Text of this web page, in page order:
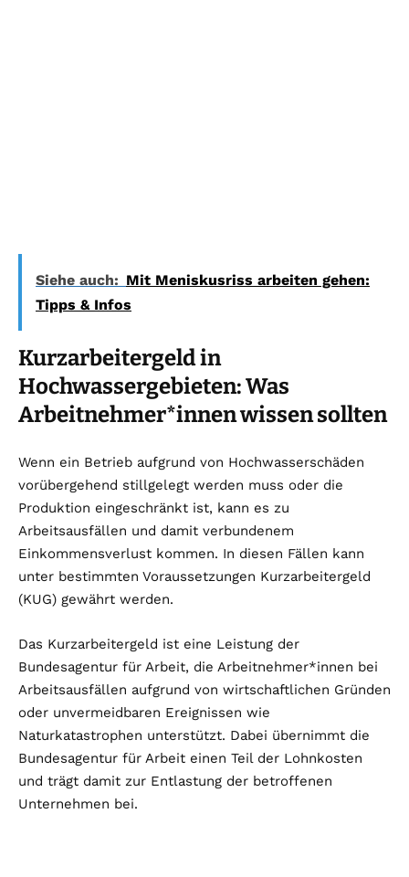
Siehe auch: Mit Meniskusriss arbeiten gehen:
Tipps & Infos
Kurzarbeitergeld in
Hochwassergebieten: Was
Arbeitnehmer*innen wissen sollten
Wenn ein Betrieb aufgrund von Hochwasserschäden
vorübergehend stillgelegt werden muss oder die
Produktion eingeschränkt ist, kann es zu
Arbeitsausfällen und damit verbundenem
Einkommensverlust kommen. In diesen Fällen kann
unter bestimmten Voraussetzungen Kurzarbeitergeld
(KUG) gewährt werden.
Das Kurzarbeitergeld ist eine Leistung der
Bundesagentur für Arbeit, die Arbeitnehmer*innen bei
Arbeitsausfällen aufgrund von wirtschaftlichen Gründen
oder unvermeidbaren Ereignissen wie
Naturkatastrophen unterstützt. Dabei übernimmt die
Bundesagentur für Arbeit einen Teil der Lohnkosten
und trägt damit zur Entlastung der betroffenen
Unternehmen bei.